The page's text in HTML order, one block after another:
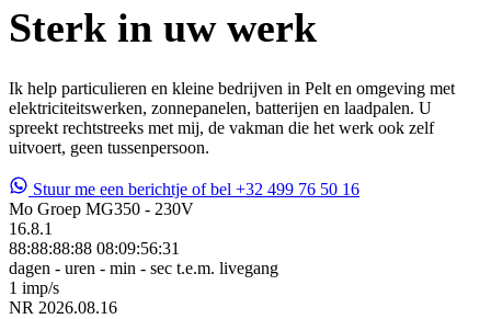
Sterk in uw werk
Ik help particulieren en kleine bedrijven in Pelt en omgeving met
elektriciteitswerken, zonnepanelen, batterijen en laadpalen. U
spreekt rechtstreeks met mij, de vakman die het werk ook zelf
uitvoert, geen tussenpersoon.
Stuur me een berichtje of bel +32 499 76 50 16
Mo Groep MG350 - 230V
16.8.1
88:88:88:88 08:09:56:30
dagen - uren - min - sec t.e.m. livegang
1 imp/s
NR 2026.08.16